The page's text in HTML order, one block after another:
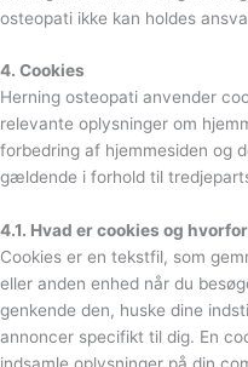
osteopati ikke kan holdes
4. Cookies
Herning osteopati anvender
relevante oplysninger om
forbedring af hjemmesiden og
gældende i forhold til
4.1. Hvad er cookies og
Cookies er en tekstfil, som
eller anden enhed når du
genkende den, huske dine
annoncer specifikt til dig. En